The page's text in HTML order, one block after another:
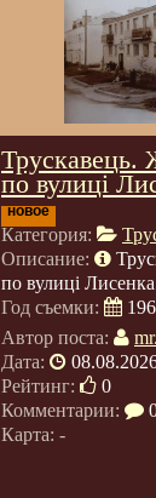
Трускавець.
по вулиці
новое
Категория:
Описание:
по вулиці
Год съемки:
Автор поста:
Дата:
Рейтинг:
0
Комментарии:
Карта: -